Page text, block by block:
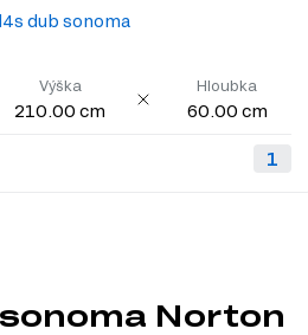
dub sonoma
Výška
210.00 cm
Hloubka
60.00 cm
Norton